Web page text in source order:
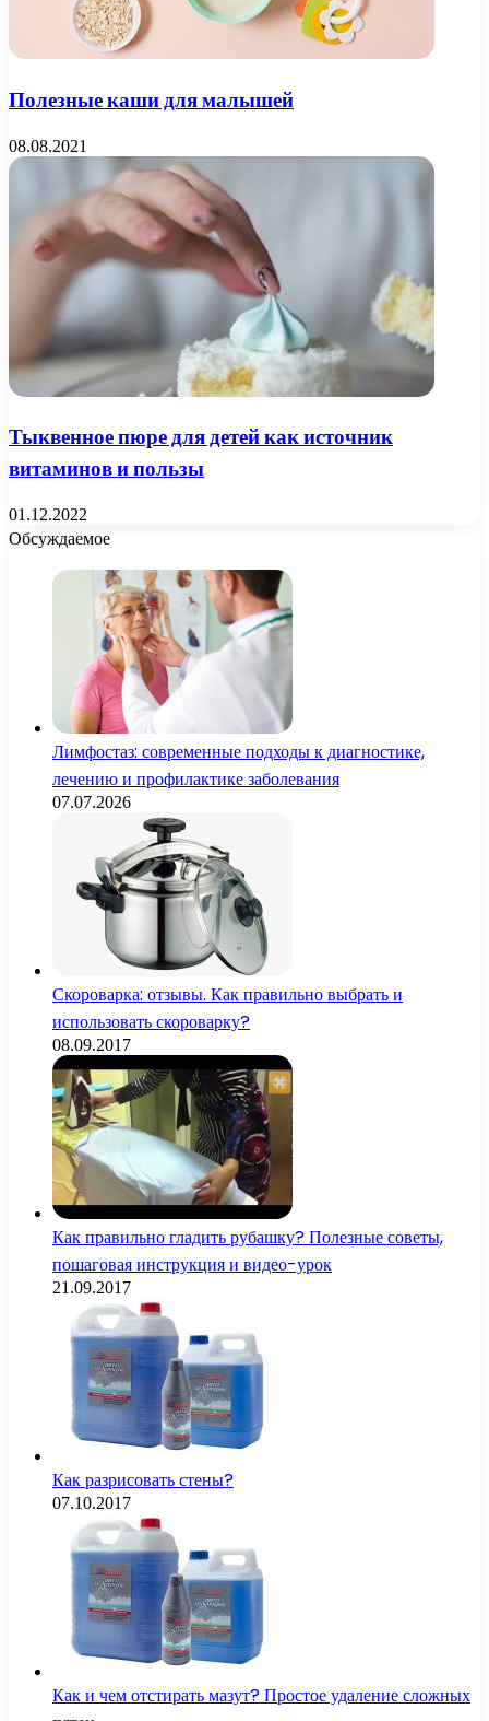
Полезные каши для малышей
08.08.2021
Тыквенное пюре для детей как источник
витаминов и пользы
01.12.2022
Обсуждаемое
Лимфостаз: современные подходы к диагностике,
лечению и профилактике заболевания
07.07.2026
Скороварка: отзывы. Как правильно выбрать и
использовать скороварку?
08.09.2017
Как правильно гладить рубашку? Полезные советы,
пошаговая инструкция и видео-урок
21.09.2017
Как разрисовать стены?
07.10.2017
Как и чем отстирать мазут? Простое удаление сложных